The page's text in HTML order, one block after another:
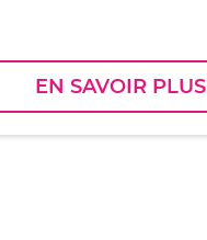
EN SAVOIR PLUS